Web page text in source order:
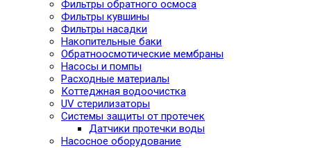
Фильтры обратного осмоса
Фильтры кувшины
Фильтры насадки
Накопительные баки
Обратноосмотические мембраны
Насосы и помпы
Расходные материалы
Коттеджная водоочистка
UV стерилизаторы
Системы защиты от протечек
Датчики протечки воды
Насосное оборудование